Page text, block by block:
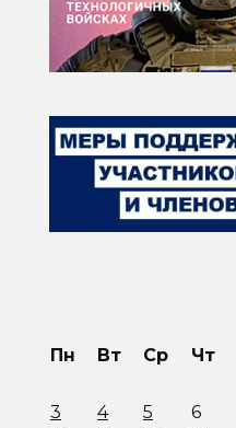
Пн Вт Ср Чт
3
4 5 6